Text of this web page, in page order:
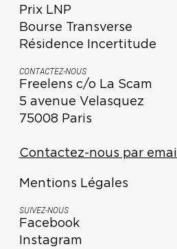
Prix LNP
Bourse Transverse
Résidence Incertitude
CONTACTEZ-NOUS
Freelens c/o La Scam
5 avenue Velasquez
75008 Paris
Contactez-nous par email
Mentions Légales
SUIVEZ-NOUS
Facebook
Instagram